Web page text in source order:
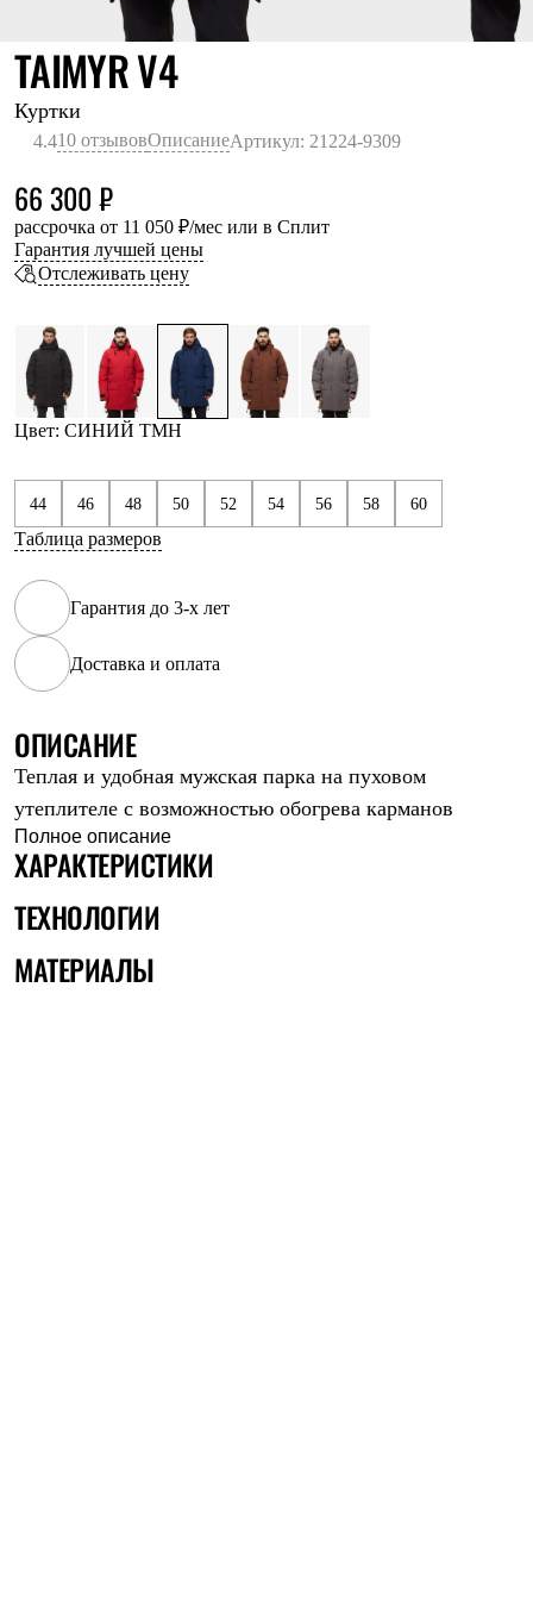
Теплое термобелье
Среднее термобелье
Легкое термобелье
Лёгкая одежда
Футболки
Рубашки
Брюки
Шорты
Женская одежда
Утепленная пухом
Куртки
Жилеты
Утепленная синтетикой
Куртки
Брюки
Штормовая одежда
Куртки
Куртки
Брюки
Лёгкая одежда
Рубашки
Толстовки
Брюки
Термобелье
Теплое термобелье
Среднее термобелье
Флисовая одежда
Куртки
Брюки
Утепленная пухом
Комбинезоны
Куртки
Утепленная синтетикой
Комбинезоны
Куртки
Брюки
ОПИСАНИЕ
Теплая и удобная мужская парка на пуховом
утеплителе с возможностью обогрева карманов
Полное описание
ХАРАКТЕРИСТИКИ
ТЕХНОЛОГИИ
МАТЕРИАЛЫ
TAIMYR V4СИНИЙ ТМН
Куртки
4.410 отзывовОписаниеАртикул: 21224-9309
66 300 ₽
рассрочка от 11 050 ₽/мес или в Сплит
Гарантия лучшей цены
Отслеживать цену
Цвет: СИНИЙ ТМН
44 46 48 50 52 54 56 58 60
Таблица размеров
Гарантия до 3-х лет
Доставка и оплата